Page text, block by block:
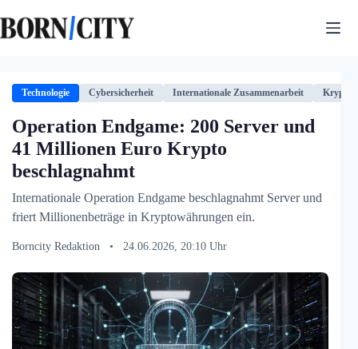
Inhalt
springen
Technologie Cybersicherheit Internationale Zusammenarbeit
Operation Endgame: 200 Server und
41 Millionen Euro Krypto
beschlagnahmt
Internationale Operation Endgame beschlagnahmt Server und
friert Millionenbeträge in Kryptowährungen ein.
Borncity Redaktion • 24.06.2026, 20:10 Uhr